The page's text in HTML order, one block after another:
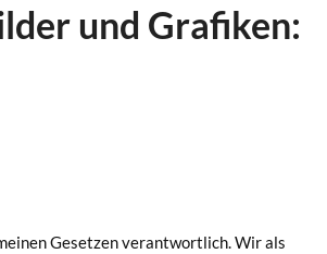
und Grafiken:
Gesetzen verantwortlich. Wir als